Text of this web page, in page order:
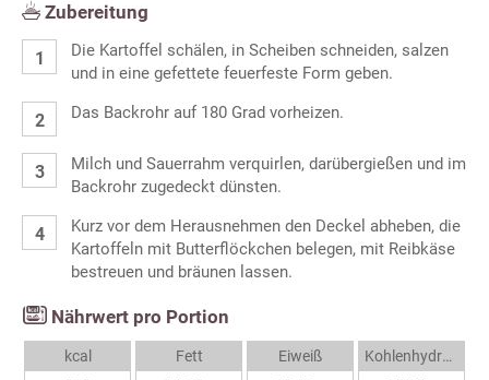
Zubereitung
Die Kartoffel schälen, in Scheiben schneiden, salzen
und in eine gefettete feuerfeste Form geben.
Das Backrohr auf 180 Grad vorheizen.
Milch und Sauerrahm verquirlen, darübergießen und im
Backrohr zugedeckt dünsten.
Kurz vor dem Herausnehmen den Deckel abheben, die
Kartoffeln mit Butterflöckchen belegen, mit Reibkäse
bestreuen und bräunen lassen.
Nährwert pro Portion
kcal
Fett
Eiweiß
Kohlenhydrate